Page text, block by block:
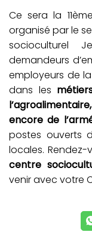
Ce sera la
organisé par le
socioculturel
demandeurs
employeurs de
dans les
encore de
postes ouverts
locales. Rendez-
centre
venir avec votre